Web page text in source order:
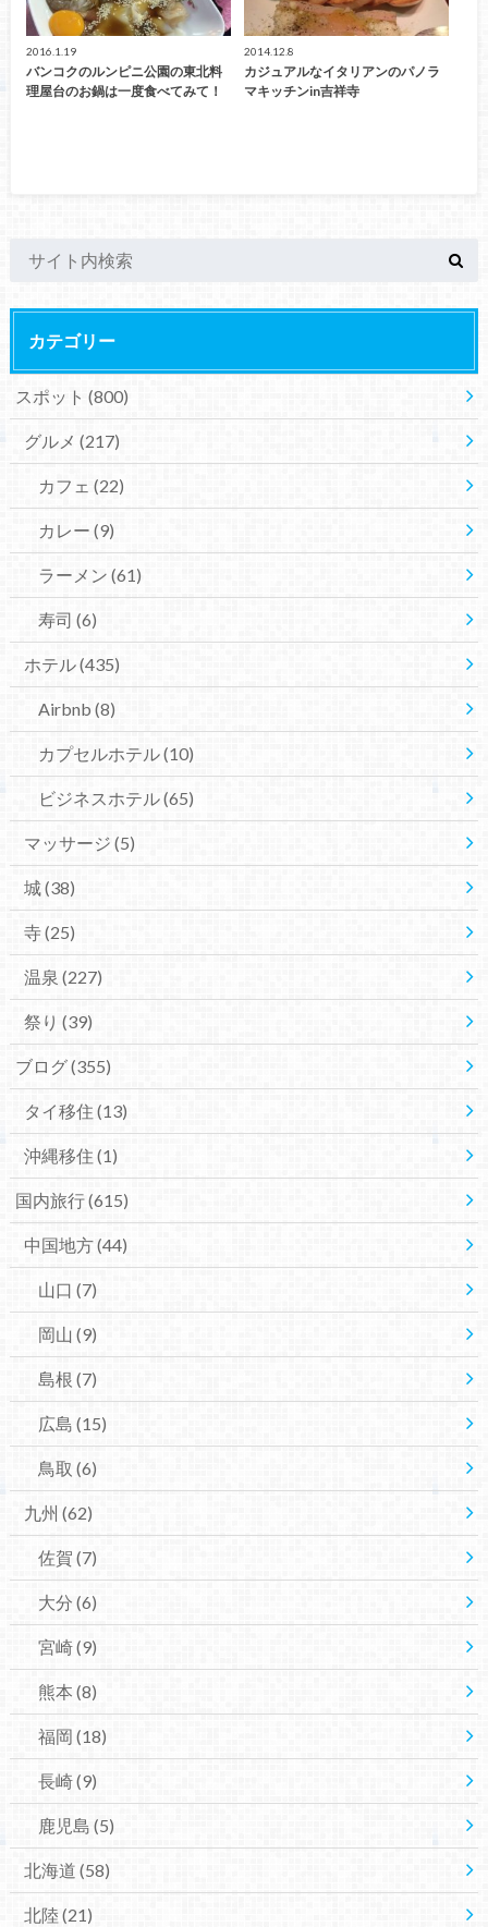
2016.1.19
バンコクのルンピニ公園の東北料
理屋台のお鍋は一度食べてみて！
2014.12.8
カジュアルなイタリアンのパノラ
マキッチンin吉祥寺
カテゴリー
スポット (800)
グルメ (217)
カフェ (22)
カレー (9)
ラーメン (61)
寿司 (6)
ホテル(435)
Airbnb (8)
カプセルホテル(10)
ビジネスホテル(65)
マッサージ (5)
城(38)
寺(25)
温泉 (227)
祭り (39)
ブログ(355)
タイ移住 (13)
沖縄移住 (1)
国内旅行(615)
中国地方(44)
山口 (7)
岡山 (9)
島根 (7)
広島 (15)
鳥取 (6)
九州 (62)
佐賀 (7)
大分 (6)
宮崎(9)
熊本 (8)
福岡 (18)
長崎(9)
鹿児島 (5)
北海道 (58)
北陸 (21)